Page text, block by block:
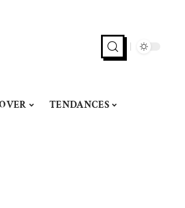
TENDANCES